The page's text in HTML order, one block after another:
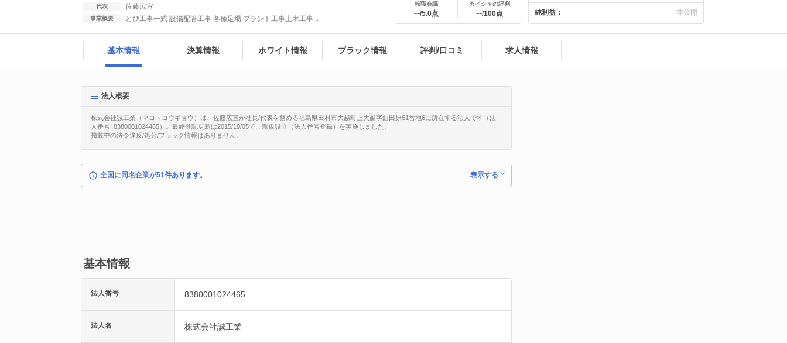
代表 佐藤広宣
事業概要 とび工事一式 設備配管工事 各種足場 プラント工事上木工事...
転職会議
--/5.0点
カイシャの評判
--/100点 純利益： 非公開
基本情報 決算情報 ホワイト情報 ブラック情報 評判/口コミ 求人情報
法人概要
株式会社誠工業（マコトコウギョウ）は、佐藤広宣が社長/代表を務める福島県田村市大越町上大越字曲田原61番地6に所在する法人です（法
人番号: 8380001024465）。最終登記更新は2015/10/05で、新規設立（法人番号登録）を実施しました。
掲載中の法令違反/処分/ブラック情報はありません。
全国に同名企業が51件あります。 表示する
基本情報
法人番号 8380001024465
法人名 株式会社誠工業